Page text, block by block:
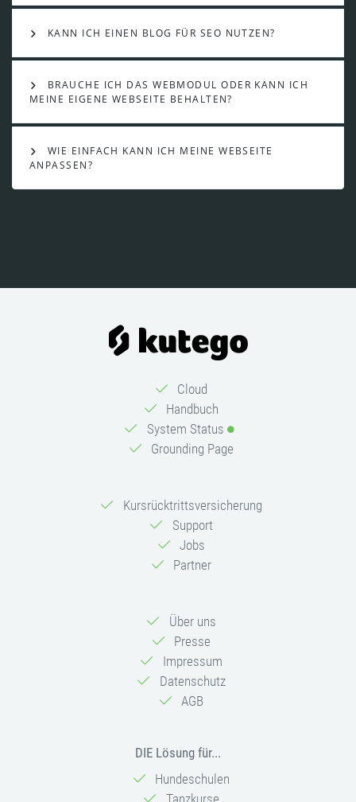
KANN ICH EINEN BLOG FÜR SEO NUTZEN?
BRAUCHE ICH DAS WEBMODUL ODER KANN ICH
MEINE EIGENE WEBSEITE BEHALTEN?
WIE EINFACH KANN ICH MEINE WEBSEITE
ANPASSEN?
Cloud
Handbuch
System Status
Grounding Page
Kursrücktrittsversicherung
Support
Jobs
Partner
Über uns
Presse
Impressum
Datenschutz
AGB
DIE Lösung für...
Hundeschulen